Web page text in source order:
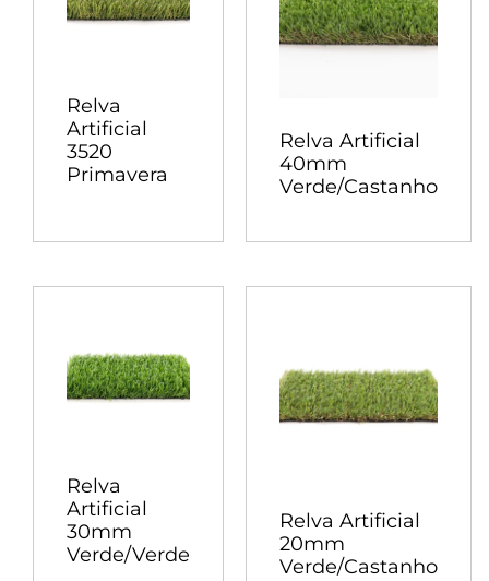
Relva
Artificial
3520
Primavera
Relva Artificial
40mm
Verde/Castanho
Relva
Artificial
30mm
Verde/Verde
Relva Artificial
20mm
Verde/Castanho